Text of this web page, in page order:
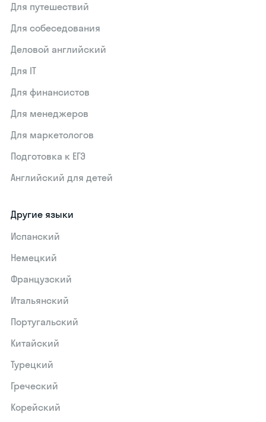
Для путешествий
Для собеседования
Деловой английский
Для IT
Для финансистов
Для менеджеров
Для маркетологов
Подготовка к ЕГЭ
Английский для детей
Другие языки
Испанский
Немецкий
Французский
Итальянский
Португальский
Китайский
Турецкий
Греческий
Корейский